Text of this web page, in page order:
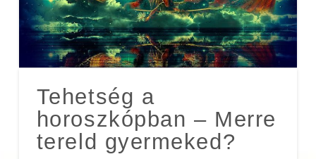
Tehetség a
horoszkópban – Merre
tereld gyermeked?